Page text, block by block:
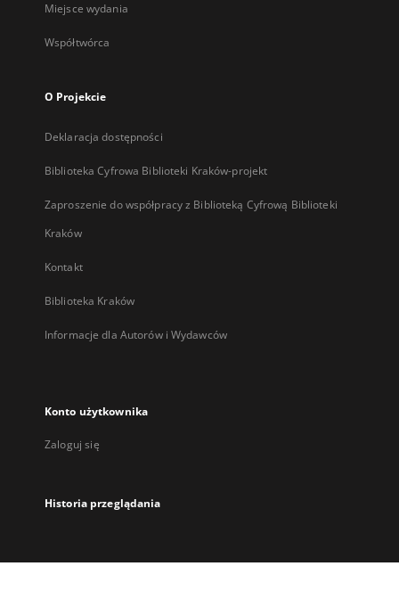
Miejsce wydania
Współtwórca
O Projekcie
Deklaracja dostępności
Biblioteka Cyfrowa Biblioteki Kraków-projekt
Zaproszenie do współpracy z Biblioteką Cyfrową Biblioteki
Kraków
Kontakt
Biblioteka Kraków
Informacje dla Autorów i Wydawców
Konto użytkownika
Zaloguj się
Historia przeglądania